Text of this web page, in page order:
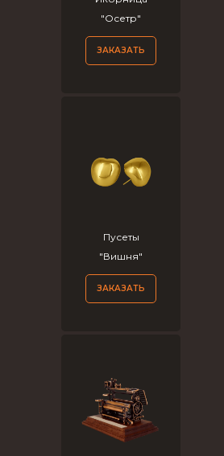
"Осетр"
ЗАКАЗАТЬ
Пусеты
"Вишня"
ЗАКАЗАТЬ